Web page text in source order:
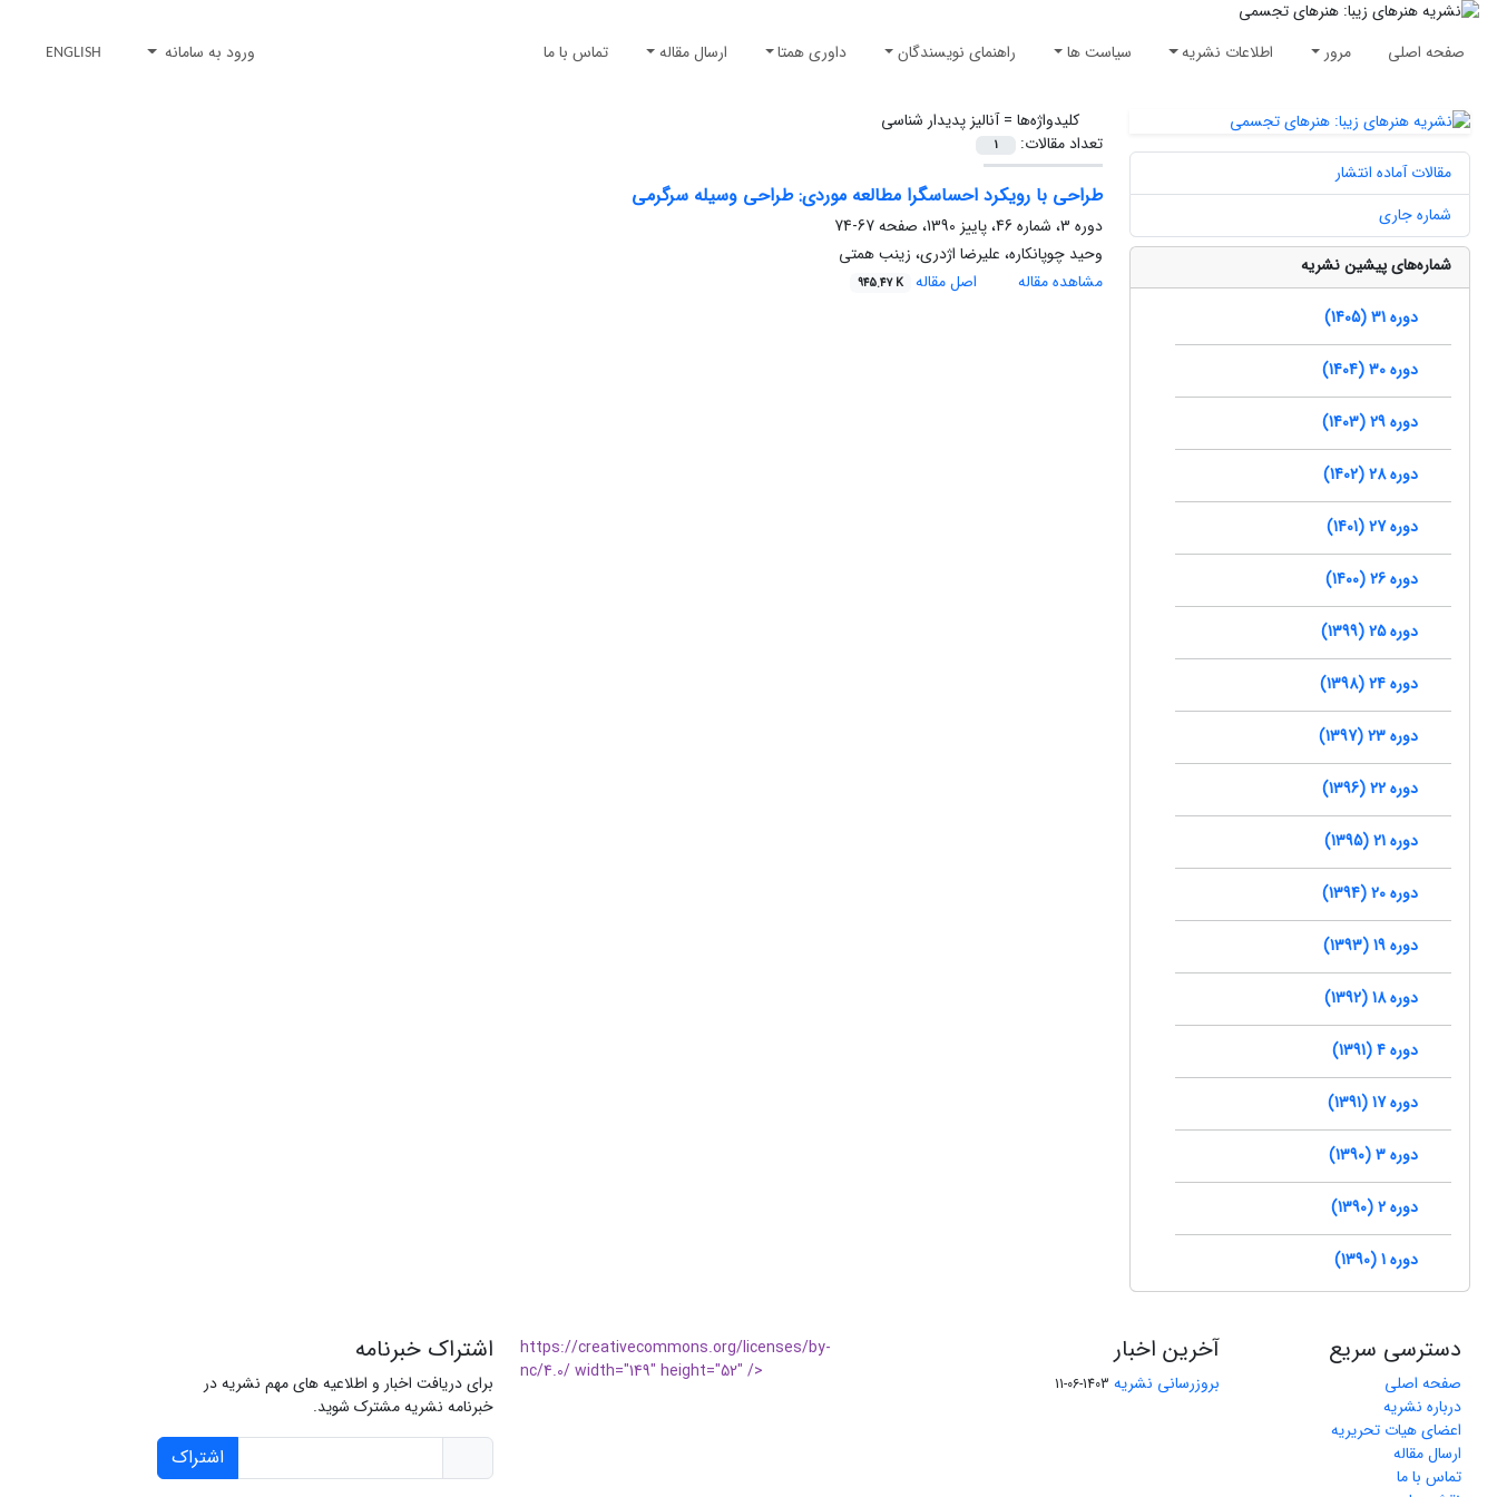
صفحه اصلی مرور اطلاعات نشریه سیاست ها راهنمای نویسندگان داوری همتا ارسال مقاله تماس با ما ورود به سامانه ENGLISH
کلیدواژه‌ها =آنالیز پدیدار شناسی
تعداد مقالات:
1
طراحی با رویکرد احساسگرا مطالعه موردی: طراحی وسیله سرگرمی
دوره 3، شماره 46، پاییز 1390، صفحه
67-74
وحید چوپانکاره، علیرضا اژدری، زینب همتی
مشاهده مقاله
اصل مقاله 945.47 K
مقالات آماده انتشار
شماره جاری
شماره‌های پیشین نشریه
دوره 31 (1405)
دوره 30 (1404)
دوره 29 (1403)
دوره 28 (1402)
دوره 27 (1401)
دوره 26 (1400)
دوره 25 (1399)
دوره 24 (1398)
دوره 23 (1397)
دوره 22 (1396)
دوره 21 (1395)
دوره 20 (1394)
دوره 19 (1393)
دوره 18 (1392)
دوره 4 (1391)
دوره 17 (1391)
دوره 3 (1390)
دوره 2 (1390)
دوره 1 (1390)
دسترسی سریع
صفحه اصلی
درباره نشریه
اعضای هیات تحریریه
ارسال مقاله
تماس با ما
آخرین اخبار
بروزرسانی نشریه 1403-06-11
https://creativecommons.org/licenses/by-
nc/4.0/ width="149" height="52" />
اشتراک خبرنامه
برای دریافت اخبار و اطلاعیه های مهم نشریه در
خبرنامه نشریه مشترک شوید.
اشتراک